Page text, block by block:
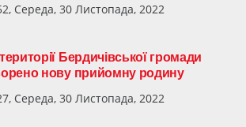
Середа, 30 Листопада, 2022
Бердичівської громади
нову прийомну родину
Середа, 30 Листопада, 2022